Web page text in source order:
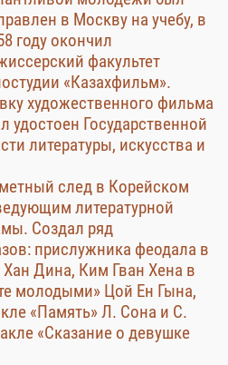
в Москву на учебу, в
году окончил
факультет
«Казахфильм».
художественного фильма
удостоен Государственной
литературы, искусства и
след в Корейском
литературной
Создал ряд
прислужника феодала в
Хан Дина, Ким Гван Хена в
молодыми» Цой Ен Гына,
«Память» Л. Сона и С.
«Сказание о девушке